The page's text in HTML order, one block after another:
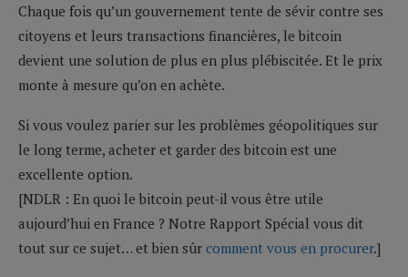
Chaque fois qu’un gouvernement tente de sévir contre ses
citoyens et leurs transactions financières, le bitcoin
devient une solution de plus en plus plébiscitée. Et le prix
monte à mesure qu’on en achète.
Si vous voulez parier sur les problèmes géopolitiques sur
le long terme, acheter et garder des bitcoin est une
excellente option.
[NDLR : En quoi le bitcoin peut-il vous être utile
aujourd’hui en France ? Notre Rapport Spécial vous dit
tout sur ce sujet… et bien sûr comment vous en procurer.]